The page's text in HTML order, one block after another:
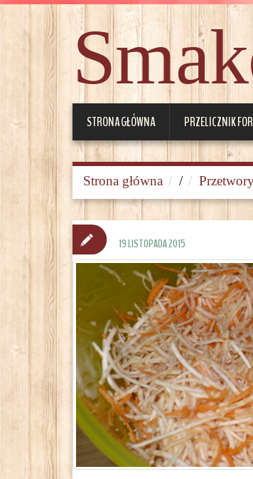
STRONA GŁÓWNA PRZELICZNIK
Strona główna /
19 LISTOPADA 2015